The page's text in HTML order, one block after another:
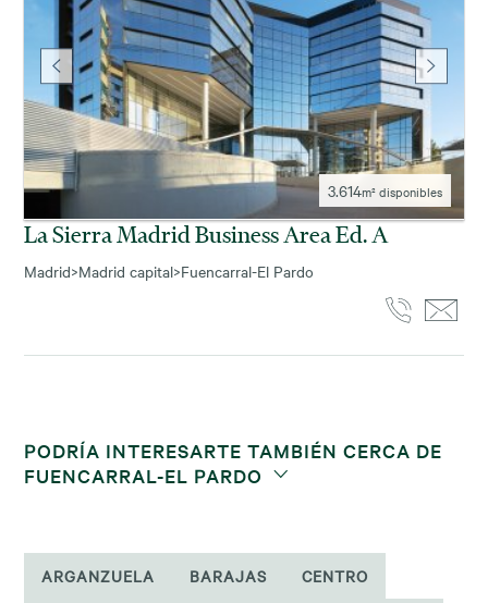
3.614m² disponibles
La Sierra Madrid Business Area Ed. A
Madrid>Madrid capital>Fuencarral-El Pardo
PODRÍA INTERESARTE TAMBIÉN CERCA DE
FUENCARRAL-EL PARDO
ARGANZUELA BARAJAS CENTRO